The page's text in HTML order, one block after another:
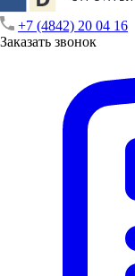
+7 (4842) 20 04 16
Заказать звонок